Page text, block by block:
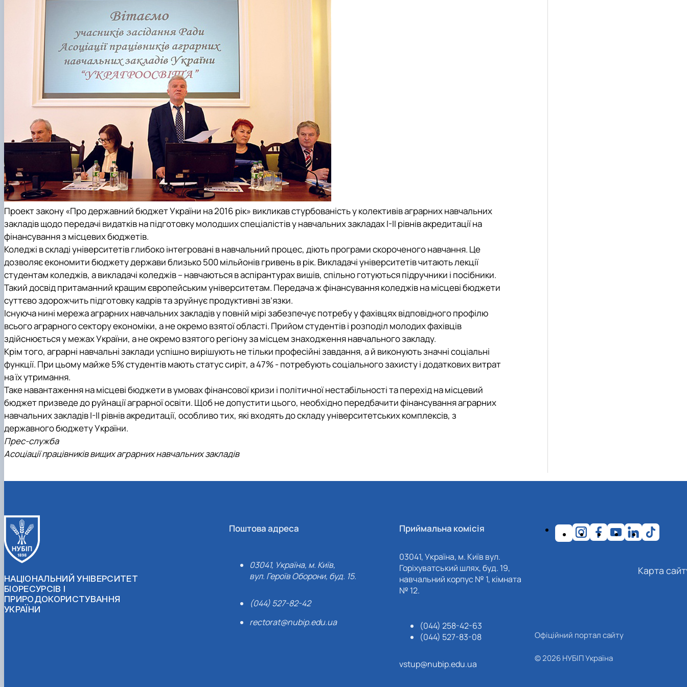
Проект закону «Про державний бюджет України на 2016 рік» викликав стурбованість у колективів аграрних навчальних
закладів щодо передачі видатків на підготовку молодших спеціалістів у навчальних закладах І-ІІ рівнів акредитації на
фінансування з місцевих бюджетів.
Коледжі в складі університетів глибоко інтегровані в навчальний процес, діють програми скороченого навчання. Це
дозволяє економити бюджету держави близько 500 мільйонів гривень в рік. Викладачі університетів читають лекції
студентам коледжів, а викладачі коледжів – навчаються в аспірантурах вишів, спільно готуються підручники і посібники.
Такий досвід притаманний кращим європейським університетам. Передача ж фінансування коледжів на місцеві бюджети
суттєво здорожчить підготовку кадрів та зруйнує продуктивні зв’язки.
Існуюча нині мережа аграрних навчальних закладів у повній мірі забезпечує потребу у фахівцях відповідного профілю
всього аграрного сектору економіки, а не окремо взятої області. Прийом студентів і розподіл молодих фахівців
здійснюється у межах України, а не окремо взятого регіону за місцем знаходження навчального закладу.
Крім того, аграрні навчальні заклади успішно вирішують не тільки професійні завдання, а й виконують значні соціальні
функції. При цьому майже 5% студентів мають статус сиріт, а 47% - потребують соціального захисту і додаткових витрат
на їх утримання.
Таке навантаження на місцеві бюджети в умовах фінансової кризи і політичної нестабільності та перехід на місцевий
бюджет призведе до руйнації аграрної освіти. Щоб не допустити цього, необхідно передбачити фінансування аграрних
навчальних закладів І-ІІ рівнів акредитації, особливо тих, які входять до складу університетських комплексів, з
державного бюджету України.
Прес-служба
Асоціації працівників вищих аграрних навчальних закладів
НАЦІОНАЛЬНИЙ УНІВЕРСИТЕТ
БІОРЕСУРСІВ І
ПРИРОДОКОРИСТУВАННЯ
УКРАЇНИ
Поштова адреса
03041, Україна, м. Київ,
вул. Героїв Оборони, буд. 15.
(044) 527-82-42
rectorat@nubip.edu.ua
Приймальна комісія
03041, Україна, м. Київ вул.
Горіхуватський шлях, буд. 19,
навчальний корпус № 1, кімната
№ 12.
(044) 258-42-63
(044) 527-83-08
vstup@nubip.edu.ua
Карта
Офіційний портал сайту
© 2026 НУБІП Україна